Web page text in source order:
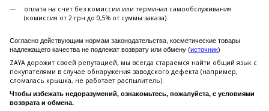
оплата на счет без комиссии или терминал самообслуживания
(комиссия от 2 грн до 0,5% от суммы заказа).
Согласно действующим нормам законодательства, косметические товары
надлежащего качества не подлежат возврату или обмену (источник)
ZAYA дорожит своей репутацией, мы всегда стараемся найти общий язык с
покупателями в случае обнаружения заводского дефекта (например,
сломалась крышка, не работает распылитель).
Чтобы избежать недоразумений, ознакомьтесь, пожалуйста, с условиями
возврата и обмена.